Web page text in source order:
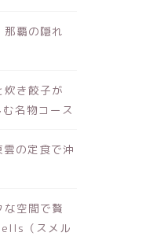
那覇の隠れ
炊き餃子が
名物コース
の定食で沖
な空間で贅
（スメル